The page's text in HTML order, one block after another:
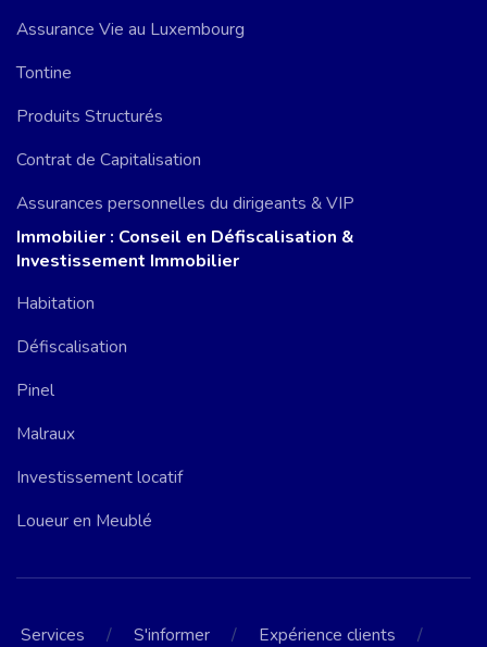
Assurance Vie au Luxembourg
Tontine
Produits Structurés
Contrat de Capitalisation
Assurances personnelles du dirigeants & VIP
Immobilier : Conseil en Défiscalisation &
Investissement Immobilier
Habitation
Défiscalisation
Pinel
Malraux
Investissement locatif
Loueur en Meublé
Services / S'informer / Expérience clients /